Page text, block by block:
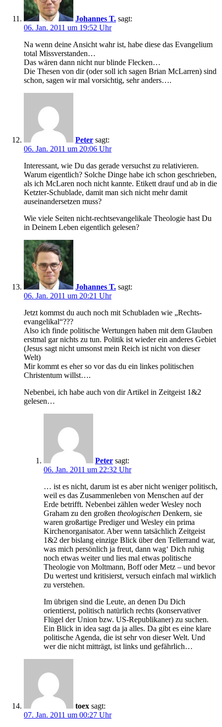
Johannes T. sagt:
06. Jan. 2011 um 19:52 Uhr
Na wenn deine Ansicht wahr ist, habe diese das Evangelium
total Missverstanden…
Das wären dann nicht nur blinde Flecken…
Die Thesen von dir (oder soll ich sagen Brian McLarren) sind
schon, sagen wir mal vorsichtig, sehr anders….
Peter sagt:
06. Jan. 2011 um 20:06 Uhr
Interessant, wie Du das gerade versuchst zu relativieren.
Warum eigentlich? Solche Dinge habe ich schon geschrieben,
als ich McLaren noch nicht kannte. Etikett drauf und ab in die
Ketzter-Schublade, damit man sich nicht mehr damit
auseinandersetzen muss?
Wie viele Seiten nicht-rechtsevangelikale Theologie hast Du
in Deinem Leben eigentlich gelesen?
Johannes T. sagt:
06. Jan. 2011 um 20:21 Uhr
Jetzt kommst du auch noch mit Schubladen wie „Rechts-
evangelikal“???
Also ich finde politische Wertungen haben mit dem Glauben
erstmal gar nichts zu tun. Politik ist wieder ein anderes Gebiet
(Jesus sagt nicht umsonst mein Reich ist nicht von dieser
Welt)
Mir kommt es eher so vor das du ein linkes politischen
Christentum willst….
Nebenbei, ich habe auch von dir Artikel in Zeitgeist 1&2
gelesen…
Peter sagt:
06. Jan. 2011 um 22:32 Uhr
… ist es nicht, darum ist es aber nicht weniger politisch,
weil es das Zusammenleben von Menschen auf der
Erde betrifft. Nebenbei zählen weder Wesley noch
Graham zu den großen theologischen Denkern, sie
waren großartige Prediger und Wesley ein prima
Kirchenorganisator. Aber wenn tatsächlich Zeitgeist
1&2 der bislang einzige Blick über den Tellerrand war,
was mich persönlich ja freut, dann wag‘ Dich ruhig
noch etwas weiter und lies mal etwas politische
Theologie von Moltmann, Boff oder Metz – und bevor
Du wertest und kritisierst, versuch einfach mal wirklich
zu verstehen.
Im übrigen sind die Leute, an denen Du Dich
orientierst, politisch natürlich rechts (konservativer
Flügel der Union bzw. US-Republikaner) zu suchen.
Ein Blick in idea sagt da ja alles. Da gibt es eine klare
politische Agenda, die ist sehr von dieser Welt. Und
wer die nicht mitträgt, ist links und gefährlich…
toex sagt:
07. Jan. 2011 um 00:27 Uhr